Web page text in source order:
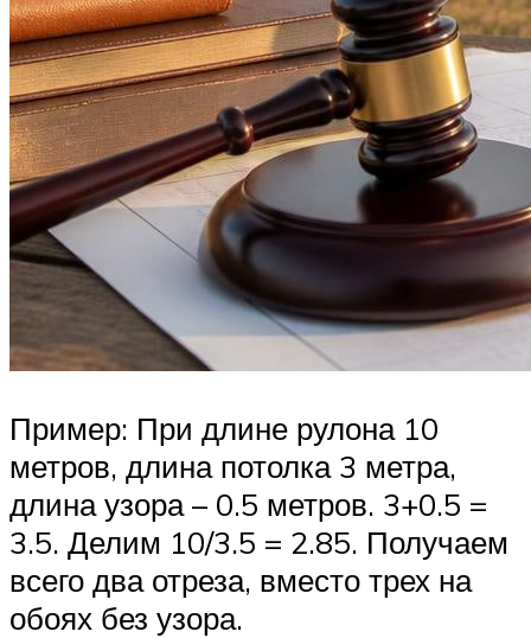
Пример: При длине рулона 10
метров, длина потолка 3 метра,
длина узора – 0.5 метров. 3+0.5 =
3.5. Делим 10/3.5 = 2.85. Получаем
всего два отреза, вместо трех на
обоях без узора.